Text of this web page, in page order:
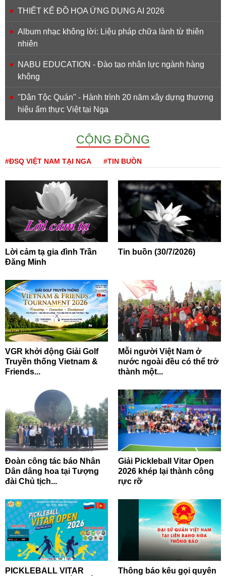
THIẾT KẾ ĐỒ HỌA ỨNG DỤNG AI 2026
Album nhạc không lời: Liệu pháp chữa lành từ thiên
nhiên
NABU EDUCATION - Đào tạo nhân lực ngành hàng
không
''Dân Tộc Quán'' - Hành trình 20 năm xây dựng thương
hiệu ẩm thực Việt tại Nga
CỘNG ĐỒNG
#ĐSQ VIỆT NAM TẠI NGA #TIN BUỒN
Lời cảm tạ gia đình Trần
Đăng Minh
Tin buồn (30/7/2026)
VGR khởi động Giải Golf
Truyền thống Vietnam &
Friends...
Mỗi người Việt Nam ở
nước ngoài đều có thể trở
thành một...
Đoàn công tác báo Nhân
Dân dâng hoa tại Tượng
đài Chủ tịch...
Giải Pickleball Vitar Open
2026 khép lại thành công
rực rỡ
PICKLEBALL VITAR
Thông báo kêu gọi quyên